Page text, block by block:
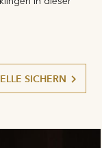
SICHERN